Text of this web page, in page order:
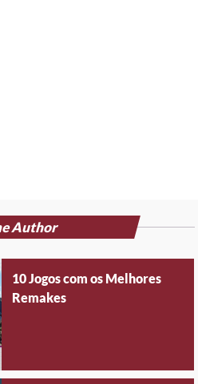
Author
10 Jogos com os Melhores
Remakes